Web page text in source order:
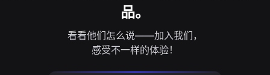
品。
看看他们怎么说——加入我们，
感受不一样的体验！